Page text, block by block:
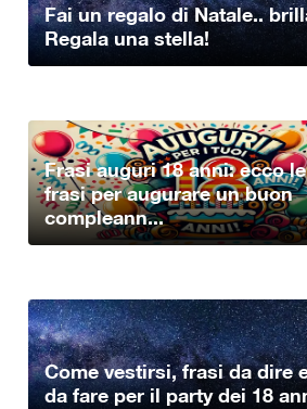
Fai un regalo di Natale..
Regala una stella!
Frasi auguri 18 anni: ecco
frasi per augurare un buon
compleann...
Come vestirsi, frasi da dire
da fare per il party dei 18